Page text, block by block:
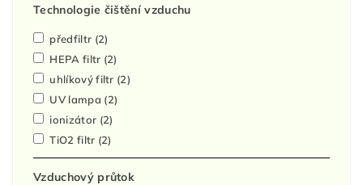
Technologie čištění vzduchu
předfiltr (2)
HEPA filtr (2)
uhlíkový filtr (2)
UV lampa (2)
ionizátor (2)
TiO2 filtr (2)
Vzduchový průtok